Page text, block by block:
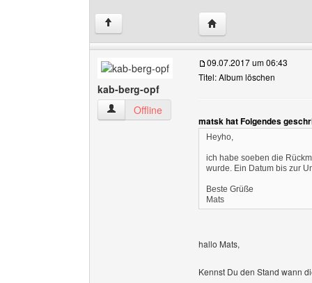
↑ Website dieses
kab-berg-opf
kab-berg-opf Benutzer-Profile anzeigen
Offline
09.07.2017 um 06:43
Titel: Album löschen
matsk hat Folgendes
Heyho,
ich habe soeben die
wurde. Ein Datum bis zur
Beste Grüße
Mats
hallo Mats,
Kennst Du den Stand wann